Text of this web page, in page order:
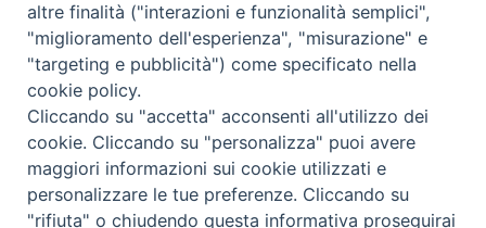
Piazza Giovene 4 – 70056 Molfetta (BA)
comunicazionisociali@diocesimolfetta.it
SEGUICI SU
Facebook
Instagram
X YouTube
Feed
Privacy Policy - trasparenza
altre finalità ("interazioni e funzionalità semplici",
"miglioramento dell'esperienza", "misurazione" e
"targeting e pubblicità") come specificato nella
cookie policy.
Cliccando su "accetta" acconsenti all'utilizzo dei
cookie. Cliccando su "personalizza" puoi avere
maggiori informazioni sui cookie utilizzati e
personalizzare le tue preferenze. Cliccando su
"rifiuta" o chiudendo questa informativa proseguirai